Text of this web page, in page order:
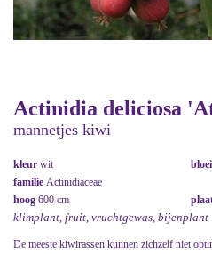
Actinidia deliciosa
mannetjes kiwi
kleur wit
familie Actinidiaceae
hoog 600 cm
klimplant, fruit, vruchtgewas, bijenplant
De meeste kiwirassen kunnen zichzelf niet